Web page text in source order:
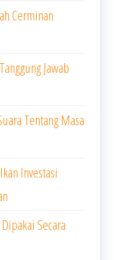
Cerminan
Jawab
Tentang Masa
Investasi
Secara